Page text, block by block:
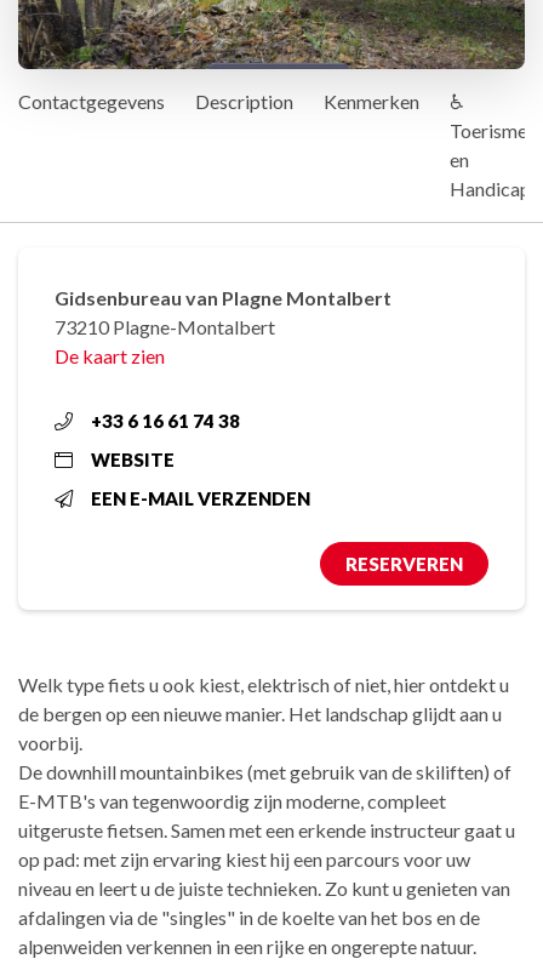
Contactgegevens Description Kenmerken
♿
Toerisme
en
Handicap
Gidsenbureau van Plagne Montalbert
73210 Plagne-Montalbert
De kaart zien
+33 6 16 61 74 38
WEBSITE
EEN E-MAIL VERZENDEN
RESERVEREN
Welk type fiets u ook kiest, elektrisch of niet, hier ontdekt u
de bergen op een nieuwe manier. Het landschap glijdt aan u
voorbij.
De downhill mountainbikes (met gebruik van de skiliften) of
E-MTB's van tegenwoordig zijn moderne, compleet
uitgeruste fietsen. Samen met een erkende instructeur gaat u
op pad: met zijn ervaring kiest hij een parcours voor uw
niveau en leert u de juiste technieken. Zo kunt u genieten van
afdalingen via de "singles" in de koelte van het bos en de
alpenweiden verkennen in een rijke en ongerepte natuur.